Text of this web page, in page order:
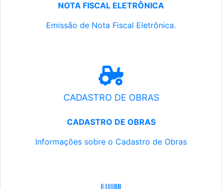
NOTA FISCAL ELETRÔNICA
Emissão de Nota Fiscal Eletrônica.
CADASTRO DE OBRAS
CADASTRO DE OBRAS
Informações sobre o Cadastro de Obras